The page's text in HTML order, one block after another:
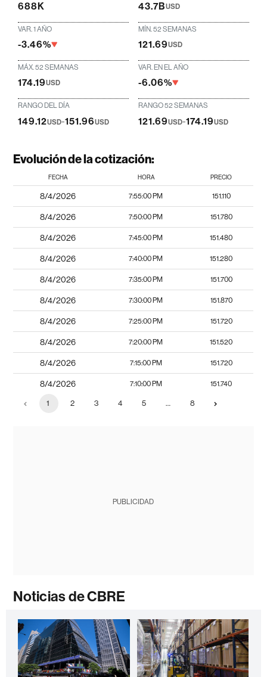
688K 43.7BUSD
VAR. 1 AÑO
-3.46%
MÍN. 52 SEMANAS
121.69USD
MÁX. 52 SEMANAS
174.19USD
VAR. EN EL AÑO
-6.06%
RANGO DEL DÍA
149.12USD-151.96USD
RANGO 52 SEMANAS
121.69USD-174.19USD
Evolución de la cotización:
FECHA HORA PRECIO
8/4/2026 7:55:00 PM 151.110
8/4/2026 7:50:00 PM 151.780
8/4/2026 7:45:00 PM 151.480
8/4/2026 7:40:00 PM 151.280
8/4/2026 7:35:00 PM 151.700
8/4/2026 7:30:00 PM 151.870
8/4/2026 7:25:00 PM 151.720
8/4/2026 7:20:00 PM 151.520
8/4/2026 7:15:00 PM 151.720
8/4/2026 7:10:00 PM 151.740
1 2 3 4 5 … 8
PUBLICIDAD
Noticias de CBRE